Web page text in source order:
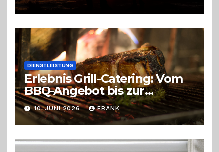
DIENSTLEISTUNG
Erlebnis Grill-Catering: Vom
BBQ-Angebot bis zur
perfekten Eventorganisation
Trend zu Outdoor-Events,
Erlebnisgastronomie und
Live-Cooking
10. JUNI 2026 FRANK